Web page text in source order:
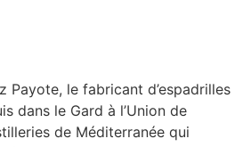
Payote, le fabricant d’espadrilles
dans le Gard à l’Union de
de Méditerranée qui